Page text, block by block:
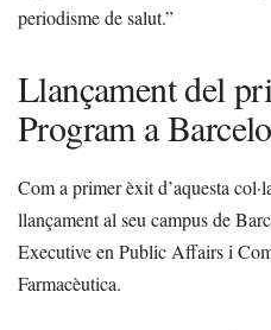
periodisme de salut.”
Llançament del
Program a
Com a primer èxit d’aquesta
llançament al seu campus de
Executive en Public Affairs i
Farmacèutica.